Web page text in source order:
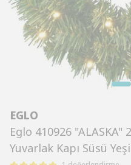
EGLO
Eglo 410926 "ALASKA"
Yuvarlak Kapı Süsü